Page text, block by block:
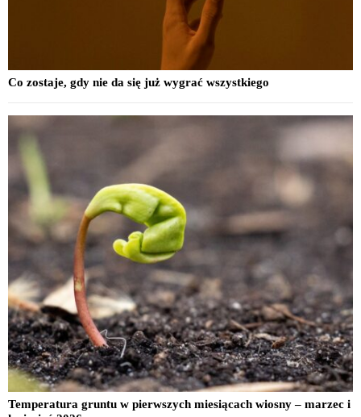
Co zostaje, gdy nie da się już wygrać wszystkiego
Temperatura gruntu w pierwszych miesiącach wiosny – marzec i